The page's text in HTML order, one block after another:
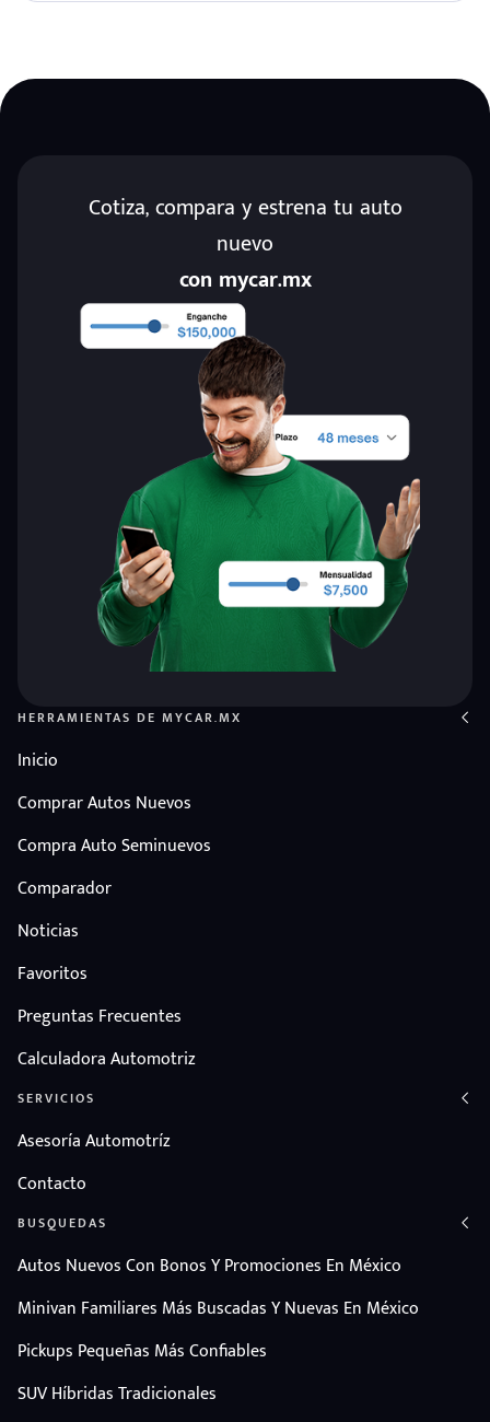
Cotiza, compara y estrena tu auto
nuevo
con mycar.mx
HERRAMIENTAS DE MYCAR.MX
Inicio
Comprar Autos Nuevos
Compra Auto Seminuevos
Comparador
Noticias
Favoritos
Preguntas Frecuentes
Calculadora Automotriz
SERVICIOS
Asesoría Automotríz
Contacto
BUSQUEDAS
Autos Nuevos Con Bonos Y Promociones En México
Minivan Familiares Más Buscadas Y Nuevas En México
Pickups Pequeñas Más Confiables
SUV Híbridas Tradicionales